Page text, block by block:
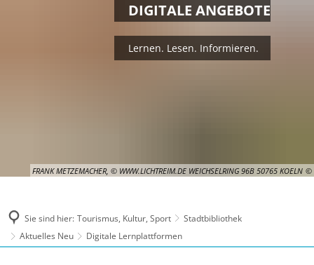
FRANK METZEMACHER, © WWW.LICHTREIM.DE WEICHSELRING 96B 50765 KOELN
DIGITALE ANGEBOTE
Lernen. Lesen. Informieren.
Sie sind hier: Tourismus, Kultur, Sport
Stadtbibliothek
Aktuelles Neu
Digitale Lernplattformen